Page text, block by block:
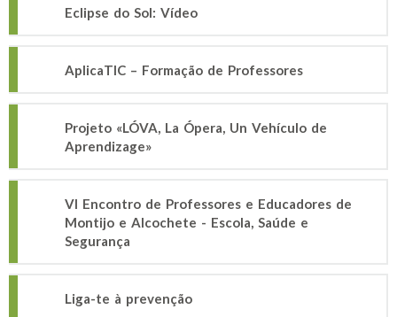
Eclipse do Sol: Vídeo
AplicaTIC – Formação de Professores
Projeto «LÓVA, La Ópera, Un Vehículo de
Aprendizage»
VI Encontro de Professores e Educadores de
Montijo e Alcochete - Escola, Saúde e
Segurança
Liga-te à prevenção